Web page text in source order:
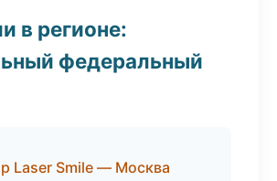
в регионе:
федеральный
Laser Smile — Москва